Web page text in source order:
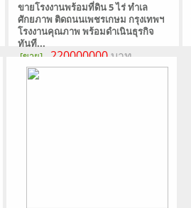
ขายโรงงานพร้อมที่ดิน 5 ไร่ ทำเล
ศักยภาพ ติดถนนเพชรเกษม กรุงเทพฯ
โรงงานคุณภาพ พร้อมดำเนินธุรกิจ
ทันที...
[ขาย]
220000000บาท